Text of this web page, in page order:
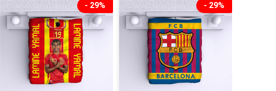
- 29% - 29%